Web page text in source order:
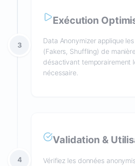
3
Exécution
Data Anonymizer applique
(Fakers, Shuffling) de
désactivant temporairement
nécessaire.
4
Validation &
Vérifiez les données